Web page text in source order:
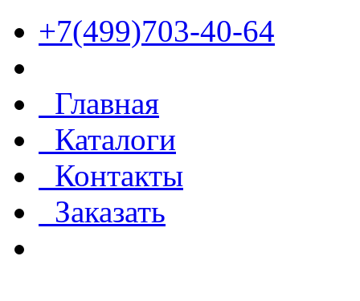
+7(499)703-40-64
Главная
Каталоги
Контакты
Заказать